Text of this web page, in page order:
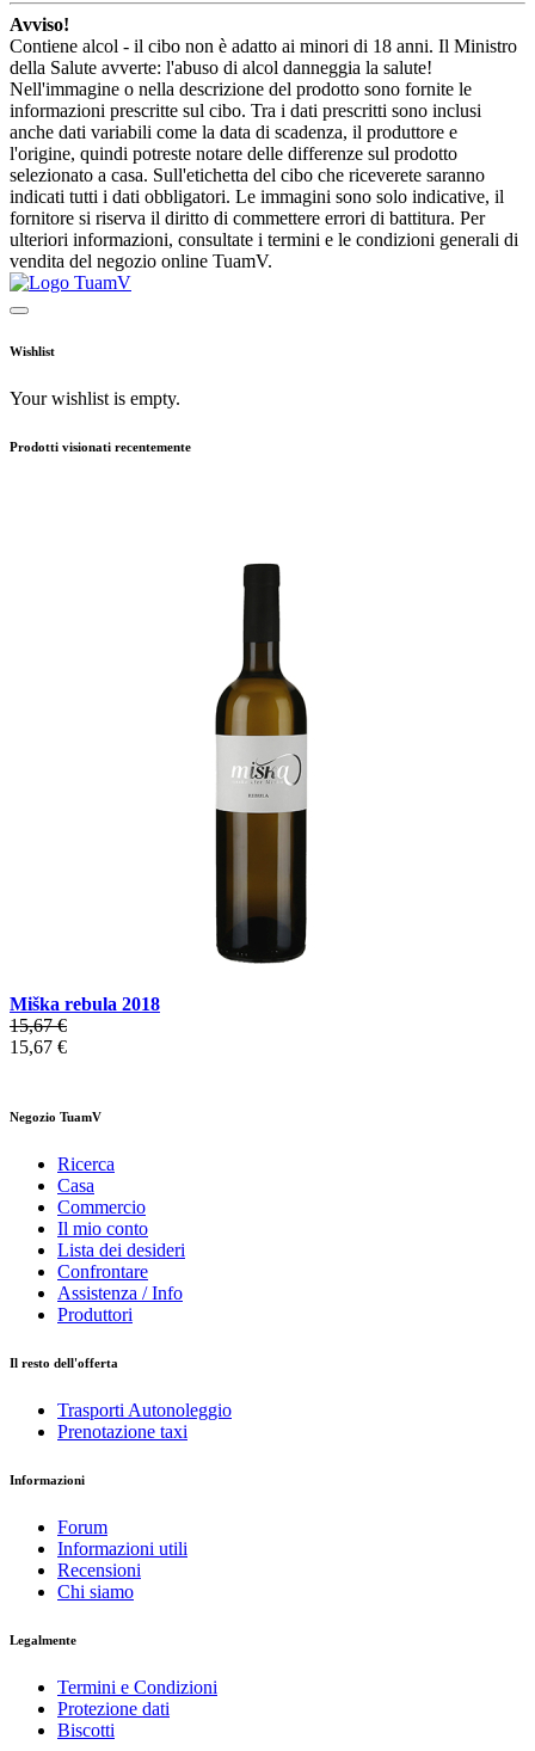
Avviso!
Contiene alcol - il cibo non è adatto ai minori di 18 anni. Il Ministro
della Salute avverte: l'abuso di alcol danneggia la salute!
Nell'immagine o nella descrizione del prodotto sono fornite le
informazioni prescritte sul cibo. Tra i dati prescritti sono inclusi
anche dati variabili come la data di scadenza, il produttore e
l'origine, quindi potreste notare delle differenze sul prodotto
selezionato a casa. Sull'etichetta del cibo che riceverete saranno
indicati tutti i dati obbligatori. Le immagini sono solo indicative, il
fornitore si riserva il diritto di commettere errori di battitura. Per
ulteriori informazioni, consultate i termini e le condizioni generali di
vendita del negozio online TuamV.
Wishlist
Your wishlist is empty.
Prodotti visionati recentemente
Miška rebula 2018
15,67 €
15,67 €
Negozio TuamV
Ricerca
Casa
Commercio
Il mio conto
Lista dei desideri
Confrontare
Assistenza / Info
Produttori
Il resto dell'offerta
Trasporti Autonoleggio
Prenotazione taxi
Informazioni
Forum
Informazioni utili
Recensioni
Chi siamo
Legalmente
Termini e Condizioni
Protezione dati
Biscotti